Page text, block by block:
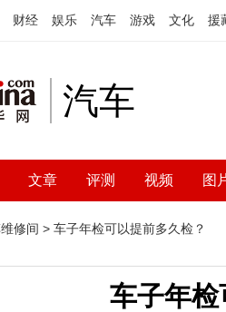
财经 娱乐 汽车 游戏 文化 援
汽车
文章 评测 视频 图
修间 > 车子年检可以提前多久检？
车子年检